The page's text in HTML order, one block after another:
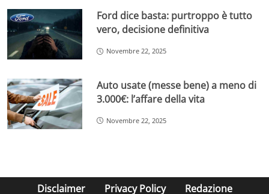
Ford dice basta: purtroppo è tutto
vero, decisione definitiva
Novembre 22, 2025
Auto usate (messe bene) a meno di
3.000€: l’affare della vita
Novembre 22, 2025
Disclaimer Privacy Policy Redazione